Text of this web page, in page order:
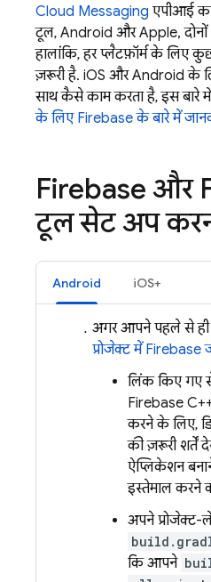
Cloud Messaging एपीआई
टूल, Android और Apple, दोनों
हालांकि, हर प्लैटफ़ॉर्म के लिए
ज़रूरी है. iOS और Android के
साथ कैसे काम करता है, इस बारे
के लिए Firebase के बारे में
Firebase और
टूल सेट अप
Android iOS+
अगर आपने पहले से ही
प्रोजेक्ट में Firebase
लिंक किए गए
Firebase
करने के लिए,
की ज़रूरी शर्तें
ऐप्लिकेशन
इस्तेमाल करने
अपने
कि आपने